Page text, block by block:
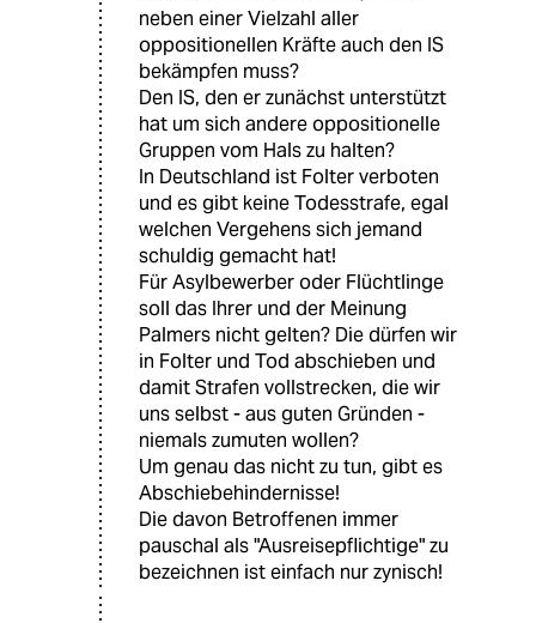
neben einer Vielzahl aller
oppositionellen Kräfte auch den IS
bekämpfen muss?
Den IS, den er zunächst unterstützt
hat um sich andere oppositionelle
Gruppen vom Hals zu halten?
In Deutschland ist Folter verboten
und es gibt keine Todesstrafe, egal
welchen Vergehens sich jemand
schuldig gemacht hat!
Für Asylbewerber oder Flüchtlinge
soll das Ihrer und der Meinung
Palmers nicht gelten? Die dürfen wir
in Folter und Tod abschieben und
damit Strafen vollstrecken, die wir
uns selbst - aus guten Gründen -
niemals zumuten wollen?
Um genau das nicht zu tun, gibt es
Abschiebehindernisse!
Die davon Betroffenen immer
pauschal als "Ausreisepflichtige" zu
bezeichnen ist einfach nur zynisch!